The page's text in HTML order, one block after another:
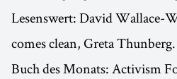
Lesenswert: David Wallace-
comes clean, Greta Thunberg.
Buch des Monats: Activism